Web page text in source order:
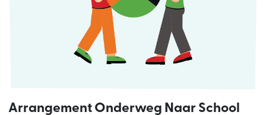
Arrangement Onderweg Naar School